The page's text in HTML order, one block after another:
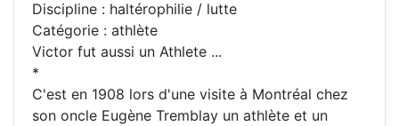
Discipline : haltérophilie / lutte
Catégorie : athlète
Victor fut aussi un Athlete ...
*
C'est en 1908 lors d'une visite à Montréal chez
son oncle Eugène Tremblay un athlète et un